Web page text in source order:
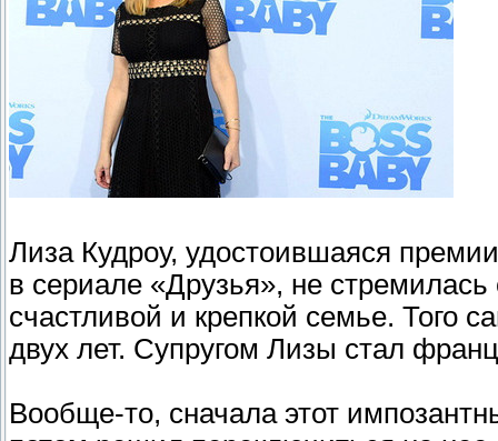
Лиза Кудроу, удостоившаяся
в сериале «Друзья», не
счастливой и крепкой семье. Того
двух лет. Супругом Лизы стал
Вообще-то, сначала этот